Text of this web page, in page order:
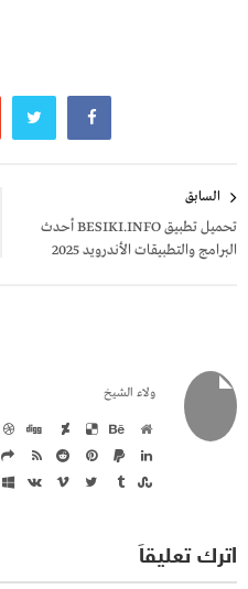
المقالات
السابق
تحميل تطبيق BESIKI.INFO أحدث
البرامج والتطبيقات الأندرويد 2025
ولاء الشيخ
اترك تعليقاً